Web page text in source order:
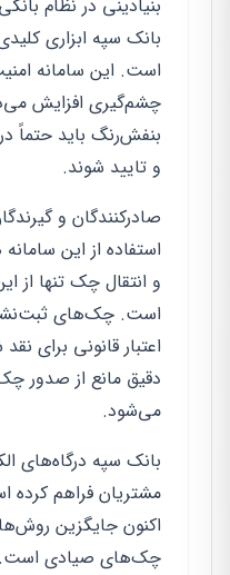
بنیادینی در نظام
بانک سپه ابزاری
است. این سامانه
چشم‌گیری افزایش
بنفش‌رنگ باید حتماً
و تایید شوند.
صادرکنندگان و
استفاده از این
و انتقال چک تنها از
است. چک‌های
اعتبار قانونی برای
دقیق مانع از صدور
می‌شود.
بانک سپه درگاه‌های
مشتریان فراهم کرده
اکنون جایگزین
چک‌های صیادی است.